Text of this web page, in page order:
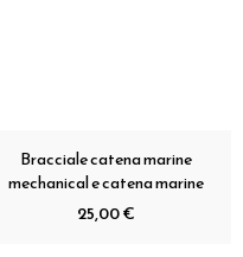
Bracciale catena marine
mechanical e catena marine
25,00 €